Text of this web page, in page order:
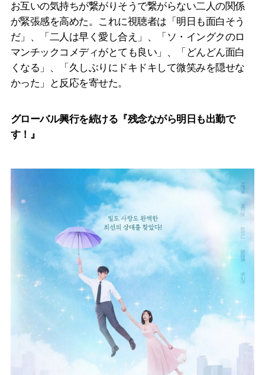
お互いの気持ちが繋がりそうで繋がらない二人の関係
が緊張感を高めた。これに視聴者は「明日も面白そう
だ」、「二人は早く愛し合え」、「ソ・イングクのロ
マンチックコメディがとても良い」、「どんどん面白
くなる」、「久しぶりにドキドキして微笑みを隠せな
かった」と反応を寄せた。
グローバル興行を続ける『残念ながら明日も出勤で
す！』